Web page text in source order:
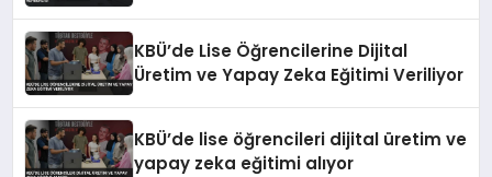
KBÜ’de Lise Öğrencilerine Dijital
Üretim ve Yapay Zeka Eğitimi Veriliyor
KBÜ’de lise öğrencileri dijital üretim ve
yapay zeka eğitimi alıyor